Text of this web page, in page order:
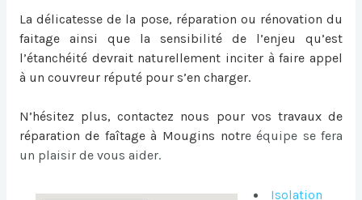
La délicatesse de la pose, réparation ou rénovation du
faitage ainsi que la sensibilité de l’enjeu qu’est
l’étanchéité devrait naturellement inciter à faire appel
à un couvreur réputé pour s’en charger.
N’hésitez plus, contactez nous pour vos travaux de
réparation de faîtage à Mougins notre équipe se fera
un plaisir de vous aider.
Isolation